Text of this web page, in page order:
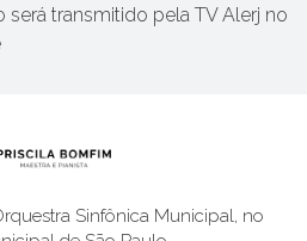
será transmitido pela TV Alerj no
Sinfônica Municipal, no